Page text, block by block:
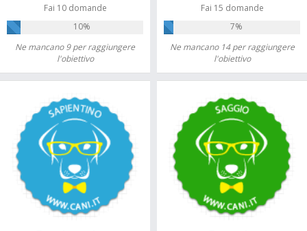
Fai 10 domande
10%
Ne mancano 9 per raggiungere
l'obiettivo
Fai 15 domande
7%
Ne mancano 14 per raggiungere
l'obiettivo